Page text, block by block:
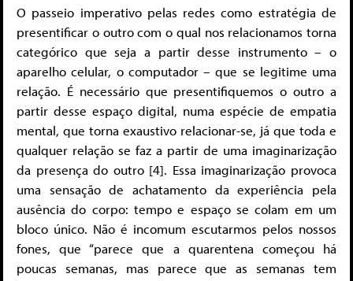
O passeio imperativo pelas redes como estratégia de
presentificar o outro com o qual nos relacionamos torna
categórico que seja a partir desse instrumento – o
aparelho celular, o computador – que se legitime uma
relação. É necessário que presentifiquemos o outro a
partir desse espaço digital, numa espécie de empatia
mental, que torna exaustivo relacionar-se, já que toda e
qualquer relação se faz a partir de uma imaginarização
da presença do outro [4]. Essa imaginarização provoca
uma sensação de achatamento da experiência pela
ausência do corpo: tempo e espaço se colam em um
bloco único. Não é incomum escutarmos pelos nossos
fones, que “parece que a quarentena começou há
poucas semanas, mas parece que as semanas tem